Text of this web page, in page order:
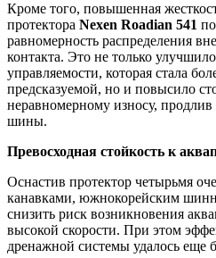
Кроме того, повышенная
протектора Nexen Roadian 541
равномерность распределения
контакта. Это не только
управляемости, которая стала
предсказуемой, но и повысило
неравномерному износу,
шины.
Превосходная стойкость к
Оснастив протектор четырьмя
канавками, южнокорейским
снизить риск возникновения
высокой скорости. При этом
дренажной системы удалось еще